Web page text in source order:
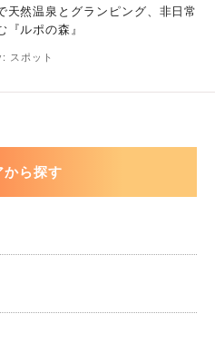
天然温泉とグランピング、非日常
『ルポの森』
スポット
から探す